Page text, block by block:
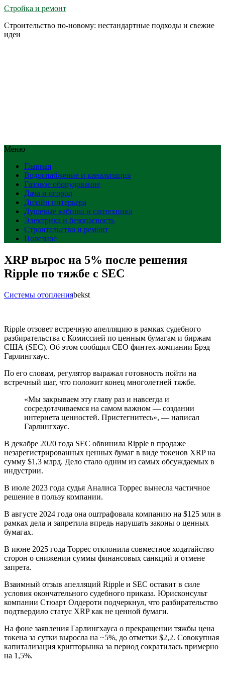
Стройка и ремонт
Строительство по-новому: нестандартные подходы и свежие
идеи
Меню
Главная
Водоснабжение и канализация
Газовое оборудование
Дача и огород
Дизайн интерьера
Душевые кабины и сантехника
Электрика и безопасность
Строительство и ремонт
Полезное
XRP вырос на 5% после решения
Ripple по тяжбе с SEC
Системы отопленияbekst
Ripple отзовет встречную апелляцию в рамках судебного
разбирательства с Комиссией по ценным бумагам и биржам
США (SEC). Об этом сообщил CEO финтех-компании Брэд
Гарлингхаус.
По его словам, регулятор выражал готовность пойти на
встречный шаг, что положит конец многолетней тяжбе.
«Мы закрываем эту главу раз и навсегда и
сосредотачиваемся на самом важном — создании
интернета ценностей. Пристегнитесь», — написал
Гарлингхаус.
В декабре 2020 года SEC обвинила Ripple в продаже
незарегистрированных ценных бумаг в виде токенов XRP на
сумму $1,3 млрд. Дело стало одним из самых обсуждаемых в
индустрии.
В июле 2023 года судья Аналиса Торрес вынесла частичное
решение в пользу компании.
В августе 2024 года она оштрафовала компанию на $125 млн в
рамках дела и запретила впредь нарушать законы о ценных
бумагах.
В июне 2025 года Торрес отклонила совместное ходатайство
сторон о снижении суммы финансовых санкций и отмене
запрета.
Взаимный отзыв апелляций Ripple и SEC оставит в силе
условия окончательного судебного приказа. Юрисконсульт
компании Стюарт Олдероти подчеркнул, что разбирательство
подтвердило статус XRP как не ценной бумаги.
На фоне заявления Гарлингхауса о прекращении тяжбы цена
токена за сутки выросла на ~5%, до отметки $2,2. Совокупная
капитализация крипторынка за период сократилась примерно
на 1,5%.